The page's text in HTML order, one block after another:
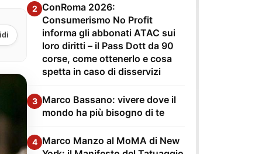
2 ConRoma 2026:
Consumerismo No Profit
informa gli abbonati ATAC sui
loro diritti – il Pass Dott da 90
corse, come ottenerlo e cosa
spetta in caso di disservizi
3 Marco Bassano: vivere dove il
mondo ha più bisogno di te
4 Marco Manzo al MoMA di New